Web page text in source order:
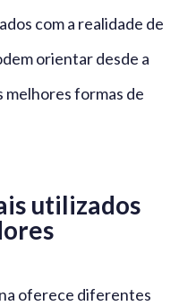
com a realidade de
orientar desde a
melhores formas de
utilizados
oferece diferentes